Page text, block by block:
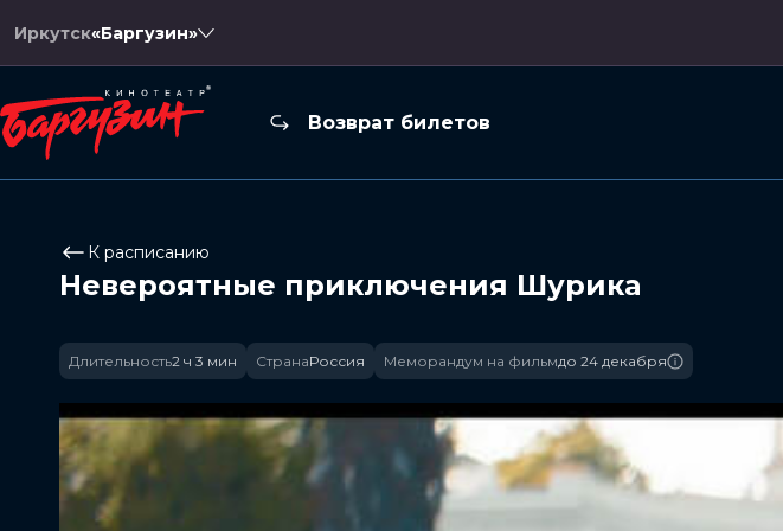
Иркутск«Баргузин»
Возврат билетов
К расписанию
Невероятные приключения Шурика
Длительность2 ч 3 мин СтранаРоссия Меморандум на фильмдо 24 декабря